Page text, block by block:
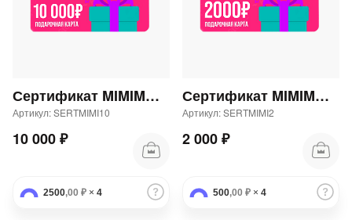
Сертификат MIMIMODA 10000 р.
Артикул: SERTMIMI10
10 000 ₽
2500,00 ₽ × 4
Сертификат MIMIMODA 2000 р.
Артикул: SERTMIMI2
2 000 ₽
500,00 ₽ × 4